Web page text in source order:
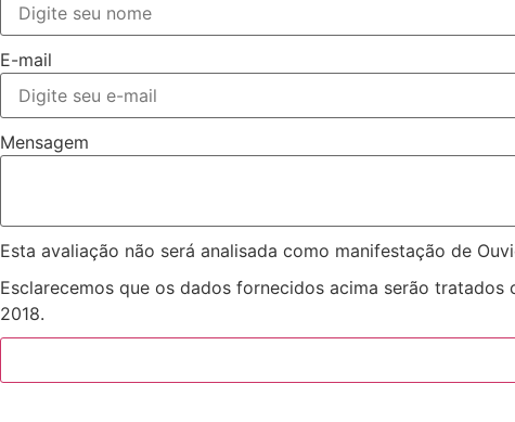
E-mail
Mensagem
Esta avaliação não será analisada como manifestação de
Esclarecemos que os dados fornecidos acima serão
2018.